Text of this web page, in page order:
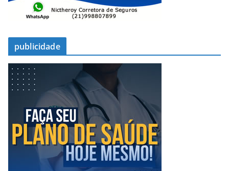
publicidade